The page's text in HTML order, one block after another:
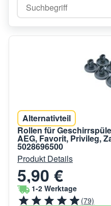
Alternativteil
Rollen für
AEG, Favorit, Privileg,
5028696500
Produkt Details
5,90 €
1-2 Werktage
(79)